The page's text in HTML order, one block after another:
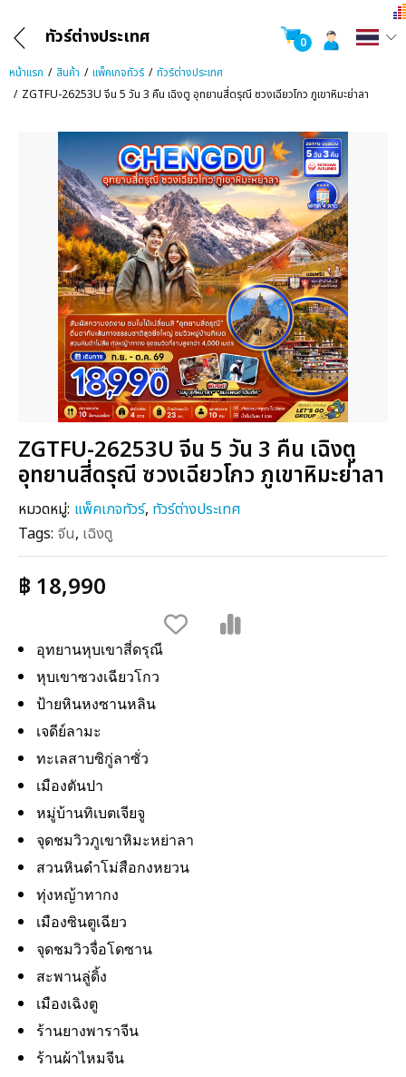
ทัวร์ต่างประเทศ
0
หน้าแรก
สินค้า แพ็คเกจทัวร์
ทัวร์ต่างประเทศ
ZGTFU-26253U จีน 5 วัน 3 คืน เฉิงตู อุทยานสี่ดรุณี ซวงเฉียวโกว ภูเขาหิมะย่าลา
ZGTFU-26253U จีน 5 วัน 3 คืน เฉิงตู
อุทยานสี่ดรุณี ซวงเฉียวโกว ภูเขาหิมะย่าลา
หมวดหมู่: แพ็คเกจทัวร์, ทัวร์ต่างประเทศ
Tags: จีน, เฉิงตู
฿ 18,990
อุทยานหุบเขาสี่ดรุณี
หุบเขาซวงเฉียวโกว
ป้ายหินหงซานหลิน
เจดีย์ลามะ
ทะเลสาบซิกู่ลาซั่ว
เมืองตันปา
หมู่บ้านทิเบตเจียจู
จุดชมวิวภูเขาหิมะหย่าลา
สวนหินดำโม่สือกงหยวน
ทุ่งหญ้าทากง
เมืองซินตูเฉียว
จุดชมวิวจื่อโดซาน
สะพานลู่ดิ้ง
เมืองเฉิงตู
ร้านยางพาราจีน
ร้านผ้าไหมจีน